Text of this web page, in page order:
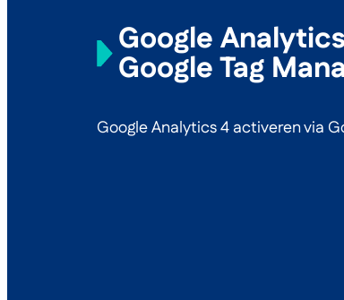
Google
Google Tag
Google Analytics 4 activeren via